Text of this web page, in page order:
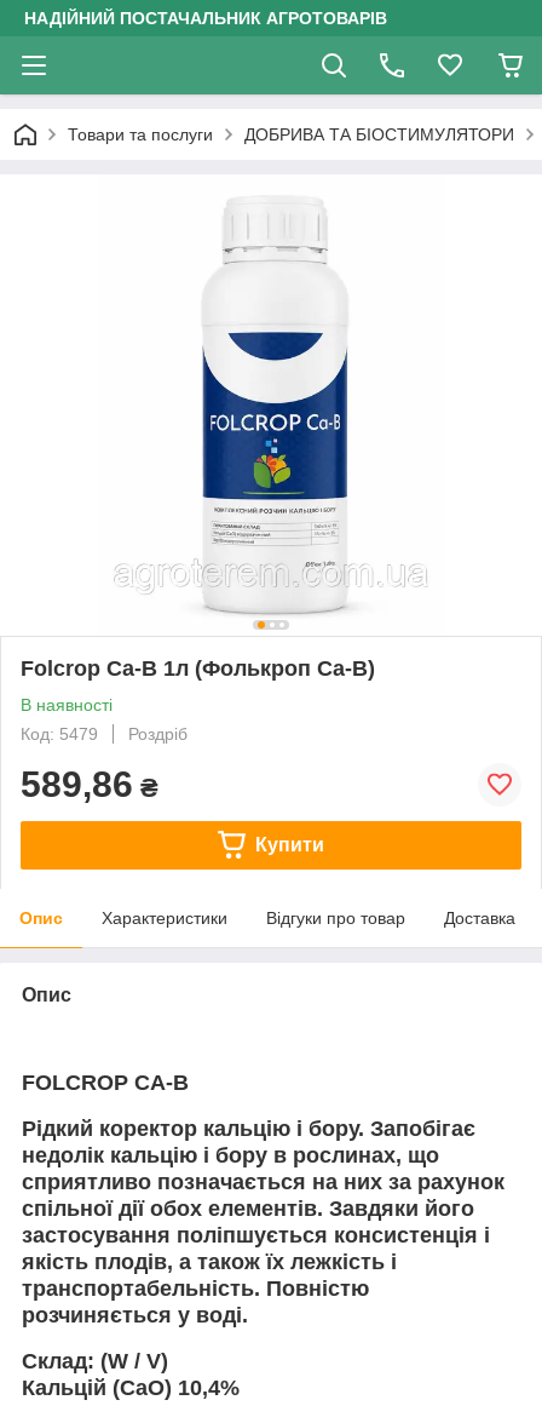
НАДІЙНИЙ ПОСТАЧАЛЬНИК АГРОТОВАРІВ
Товари та послуги ДОБРИВА ТА БІОСТИМУЛЯТОРИ
Folcrop Ca-B 1л (Фолькроп Са-В)
В наявності
Код: 5479
Роздріб
589,86 ₴
Купити
Опис Характеристики Відгуки про товар Доставка
Опис
FOLCROP CA-B
Рідкий коректор кальцію і бору. Запобігає
недолік кальцію і бору в рослинах, що
сприятливо позначається на них за рахунок
спільної дії обох елементів. Завдяки його
застосування поліпшується консистенція і
якість плодів, а також їх лежкість і
транспортабельність. Повністю
розчиняється у воді.
Склад: (W / V)
Кальцій (CaO) 10,4%